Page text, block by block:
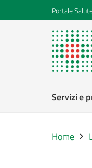
Portale
Servizi e
Home